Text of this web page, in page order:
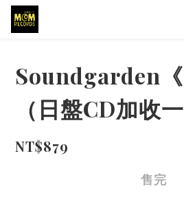
Soundgarden
（日盤CD加收一
NT$879
售完